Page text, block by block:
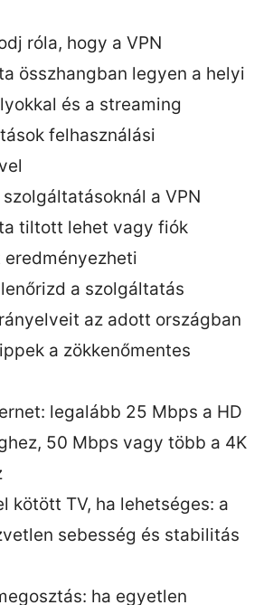
róla, hogy a VPN
összhangban legyen a helyi
és a streaming
felhasználási
a VPN
tiltott lehet vagy fiók
eredményezheti
a szolgáltatás
az adott országban
a zökkenőmentes
legalább 25 Mbps a HD
50 Mbps vagy több a 4K
kötött TV, ha lehetséges: a
sebesség és stabilitás
ha egyetlen